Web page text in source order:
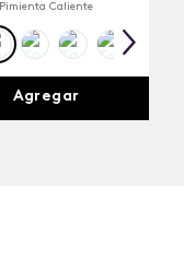
Pimienta Caliente
Agregar